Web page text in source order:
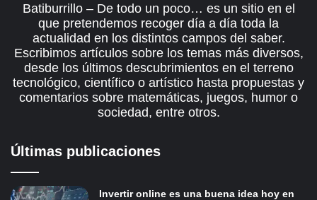
Batiburrillo – De todo un poco… es un sitio en el
que pretendemos recoger día a día toda la
actualidad en los distintos campos del saber.
Escribimos artículos sobre los temas más diversos,
desde los últimos descubrimientos en el terreno
tecnológico, científico o artístico hasta propuestas y
comentarios sobre matemáticas, juegos, humor o
sociedad, entre otros.
Últimas publicaciones
Invertir online es una buena idea hoy en